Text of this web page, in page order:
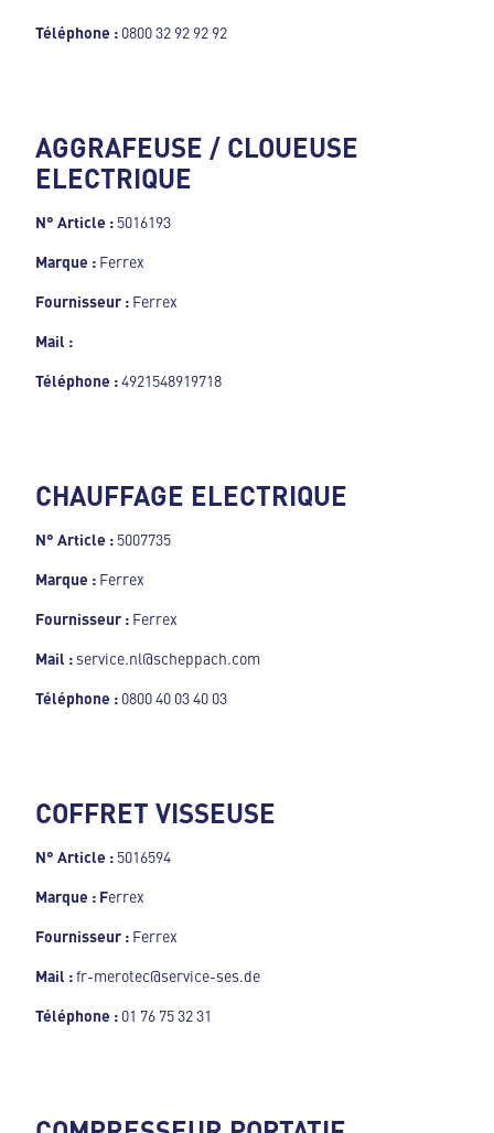
Téléphone : 0800 32 92 92 92
AGGRAFEUSE / CLOUEUSE
ELECTRIQUE
N° Article : 5016193
Marque : Ferrex
Fournisseur : Ferrex
Mail :
Téléphone :4921548919718
CHAUFFAGE ELECTRIQUE
N° Article : 5007735
Marque : Ferrex
Fournisseur : Ferrex
Mail : service.nl@scheppach.com
Téléphone : 0800 40 03 40 03
COFFRET VISSEUSE
N° Article : 5016594
Marque : Ferrex
Fournisseur : Ferrex
Mail :fr-merotec@service-ses.de
Téléphone : 01 76 75 32 31